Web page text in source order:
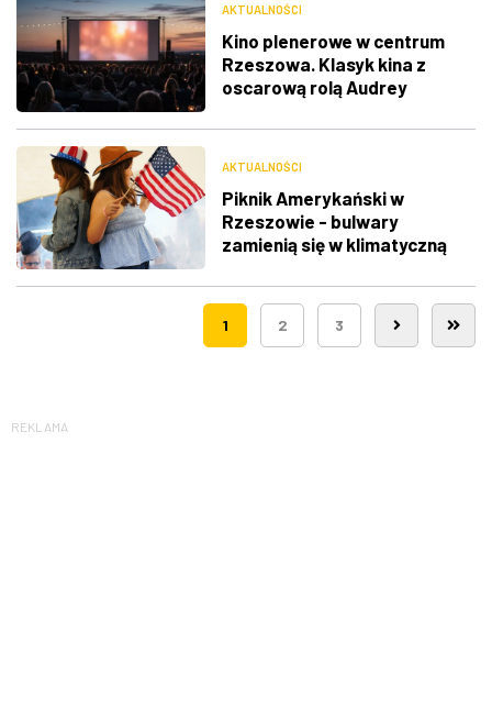
AKTUALNOŚCI
Kino plenerowe w centrum
Rzeszowa. Klasyk kina z
oscarową rolą Audrey
AKTUALNOŚCI
Piknik Amerykański w
Rzeszowie - bulwary
zamienią się w klimatyczną
1 2 3
REKLAMA